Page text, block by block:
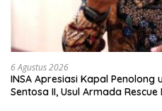
6 Agustus 2026
INSA Apresiasi Kapal
Sentosa II, Usul Armada